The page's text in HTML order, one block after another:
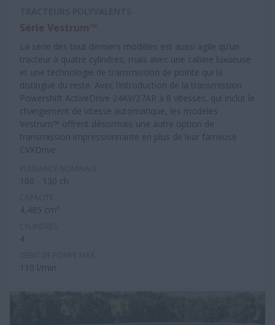
La série des tout derniers modèles est aussi agile qu’un
tracteur à quatre cylindres, mais avec une cabine luxueuse
et une technologie de transmission de pointe qui la
distingue du reste. Avec l’introduction de la transmission
Powershift ActiveDrive 24AV/27AR à 8 vitesses, qui inclut le
changement de vitesse automatique, les modèles
Vestrum™ offrent désormais une autre option de
transmission impressionnante en plus de leur fameuse
CVXDrive.
100 - 130 ch
4,485 cm³
4
110 l/min